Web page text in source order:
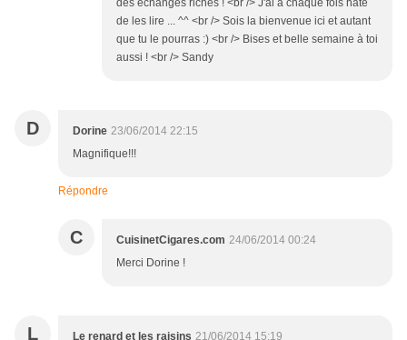
des échanges riches ! <br /> J'ai à chaque fois hâte
de les lire ... ^^ <br /> Sois la bienvenue ici et autant
que tu le pourras :) <br /> Bises et belle semaine à toi
aussi ! <br /> Sandy
D Dorine 23/06/2014 22:15
Magnifique!!!
Répondre
C CuisinetCigares.com 24/06/2014 00:24
Merci Dorine !
L Le renard et les raisins 21/06/2014 15:19